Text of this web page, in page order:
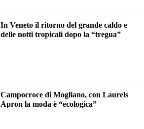
In Veneto il ritorno del grande caldo e
delle notti tropicali dopo la “tregua”
Campocroce di Mogliano, con Laurels
Apron la moda è “ecologica”